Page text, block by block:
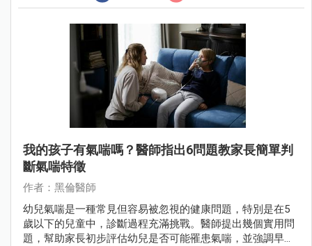
我的孩子有氣喘嗎？醫師指出6問題教家長簡單判
斷氣喘特徵
作者：黑倫醫師
幼兒氣喘是一種常見但容易被忽視的健康問題，特別是在5
歲以下的兒童中，診斷過程充滿挑戰。醫師提出幾個實用問
題，幫助家長初步評估幼兒是否可能罹患氣喘，並強調早期